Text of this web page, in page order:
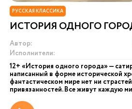
РУССКАЯ КЛАССИКА
ИСТОРИЯ ОДНОГО
Автор:
Исполнители:
12+ «История одного города» —
написанный в форме исторической
фантастическом мире нет ни
привязанностей. Все живут каждую